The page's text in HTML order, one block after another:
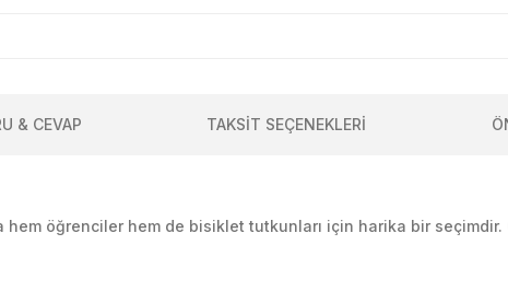
& CEVAP TAKSİT SEÇENEKLERİ
hem öğrenciler hem de bisiklet tutkunları için harika bir